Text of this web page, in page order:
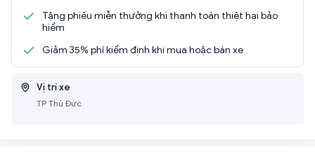
Tặng phiếu miễn thưởng khi thanh toán thiệt hại bảo
hiểm
Giảm 35% phí kiểm định khi mua hoặc bán xe
Vị trí xe
TP Thủ Đức